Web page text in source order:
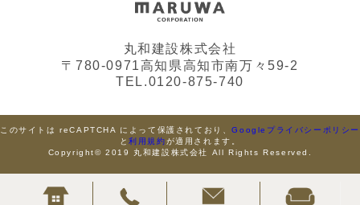
丸和建設株式会社
〒780-0971高知県高知市南万々59-2
TEL.0120-875-740
このサイトは reCAPTCHA によって保護されており、Googleプライバシーポリシー
と利用規約が適用されます。
Copyright© 2019 丸和建設株式会社 All Rights Reserved.